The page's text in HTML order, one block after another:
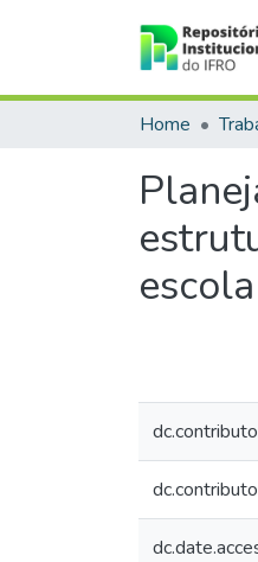
Home